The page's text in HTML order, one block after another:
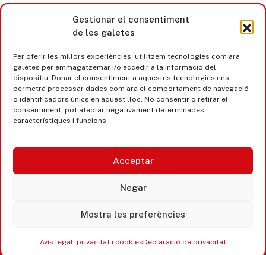
Gestionar el consentiment
de les galetes
Per oferir les millors experiències, utilitzem tecnologies com ara
galetes per emmagatzemar i/o accedir a la informació del
dispositiu. Donar el consentiment a aquestes tecnologies ens
permetrà processar dades com ara el comportament de navegació
o identificadors únics en aquest lloc. No consentir o retirar el
consentiment, pot afectar negativament determinades
característiques i funcions.
Acceptar
Negar
Mostra les preferències
Avís legal, privacitat i cookiesDeclaració de privacitat
Castell d’Aro · Platja d’Aro · S’Agaró
365 www.platjadaro